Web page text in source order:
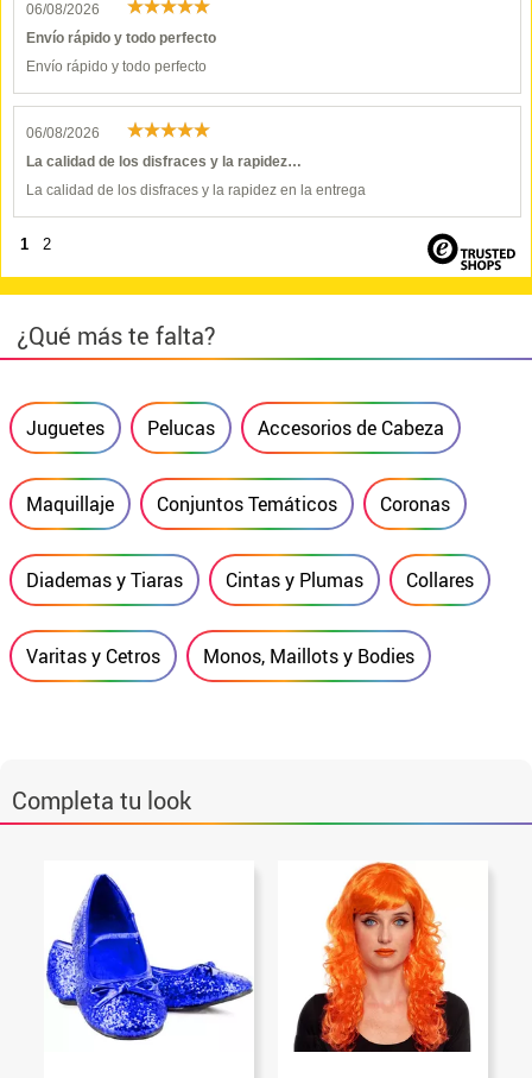
06/08/2026
Envío rápido y todo perfecto
Envío rápido y todo perfecto
06/08/2026
La calidad de los disfraces y la rapidez…
La calidad de los disfraces y la rapidez en la entrega
1 2
¿Qué más te falta?
Juguetes Pelucas Accesorios de Cabeza
Maquillaje Conjuntos Temáticos Coronas
Diademas y Tiaras Cintas y Plumas Collares
Varitas y Cetros Monos, Maillots y Bodies
Completa tu look